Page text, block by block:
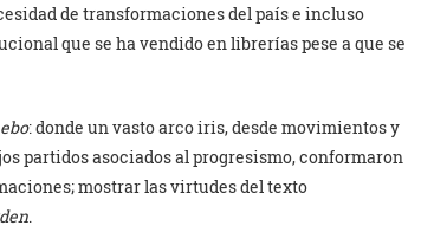
de transformaciones del país e incluso
que se ha vendido en librerías pese a que se
: donde un vasto arco iris, desde movimientos y
partidos asociados al progresismo, conformaron
mostrar las virtudes del texto
.